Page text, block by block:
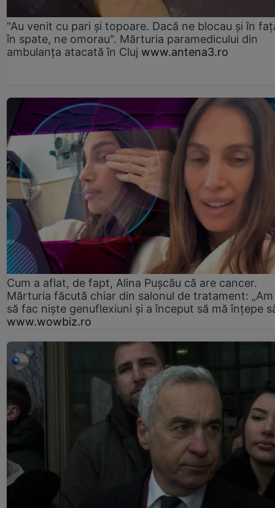
"Au venit cu pari și topoare. Dacă ne blocau şi în
în spate, ne omorau". Mărturia paramedicului din
ambulanţa atacată în Cluj www.antena3.ro
Cum a aflat, de fapt, Alina Pușcău că are cancer.
Mărturia făcută chiar din salonul de tratament:
să fac niște genuflexiuni și a început să mă înțepe
www.wowbiz.ro